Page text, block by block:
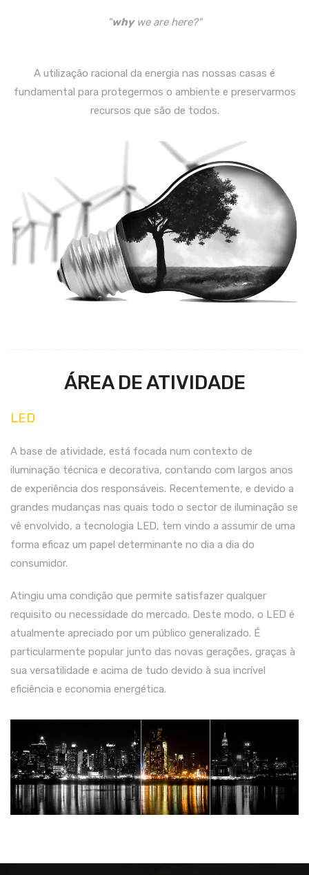
"whywe are here?"
A utilização racional da energia nas nossas casas é
fundamental para protegermos o ambiente e preservarmos
recursos que são de todos.
ÁREA DE ATIVIDADE
LED
A base de atividade, está focada num contexto de
iluminação técnica e decorativa, contando com largos anos
de experiência dos responsáveis. Recentemente, e devido a
grandes mudanças nas quais todo o sector de iluminação se
vê envolvido, a tecnologia LED, tem vindo a assumir de uma
forma eficaz um papel determinante no dia a dia do
consumidor.
Atingiu uma condição que permite satisfazer qualquer
requisito ou necessidade do mercado. Deste modo, o LED é
atualmente apreciado por um público generalizado. É
particularmente popular junto das novas gerações, graças à
sua versatilidade e acima de tudo devido à sua incrível
eficiência e economia energética.